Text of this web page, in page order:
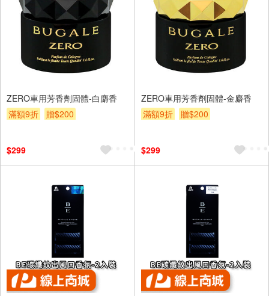
ZERO車用芳香劑固體-白麝香
滿額9折
贈$200
$299
ZERO車用芳香劑固體-金麝香
滿額9折
贈$200
$299